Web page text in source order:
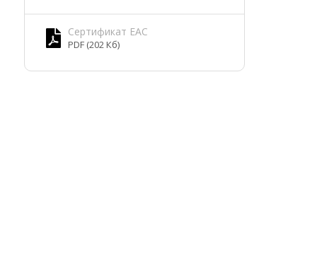
Сертификат EAC
PDF (202 Кб)